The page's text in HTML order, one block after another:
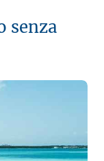
senza